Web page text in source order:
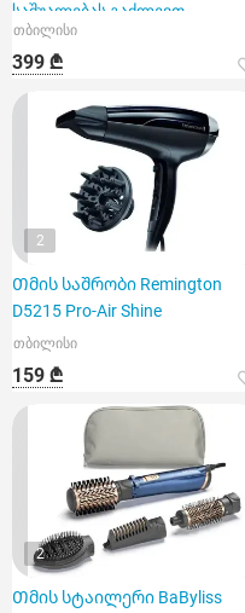
საშუალებას გაძლევთ
ერთდროულად გააშროთ დ
თბილისი
399 ₾
2
Თმის საშრობი Remington
D5215 Pro-Air Shine
თბილისი
159 ₾
2
Თმის სტაილერი BaByliss